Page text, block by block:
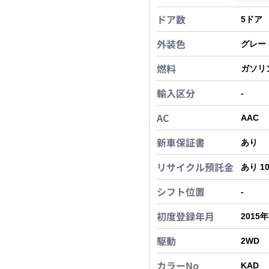
ドア数 5 ドア
外装色 グレー
燃料 ガソリ
輸入区分 -
AC AAC
新車保証書 あり
リサイクル預託金 あり
シフト位置 -
初度登録年月 2015年
駆動 2WD
カラーNo KAD